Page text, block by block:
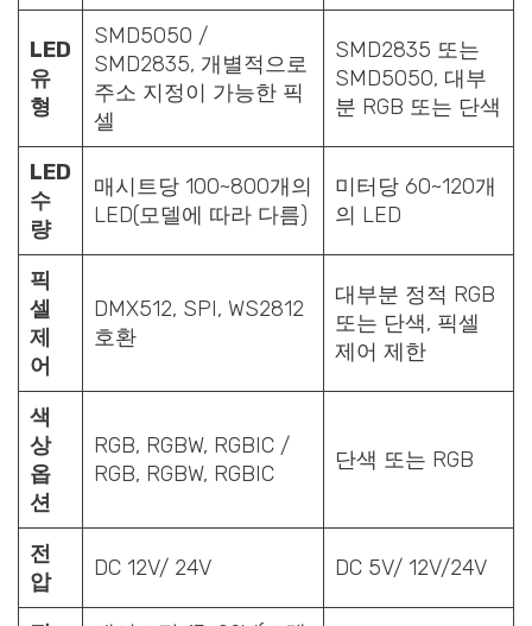
LED
유
형
SMD5050 /
SMD2835, 개별적으로
주소 지정이 가능한 픽
셀
SMD2835 또는
SMD5050, 대부
분 RGB 또는 단색
LED
수
량
매시트당 100~800개의
LED(모델에 따라 다름)
미터당 60~120개
의 LED
픽
셀
제
어
DMX512, SPI, WS2812
호환
대부분 정적 RGB
또는 단색, 픽셀
제어 제한
색
상
옵
션
RGB, RGBW, RGBIC /
RGB, RGBW, RGBIC
단색 또는 RGB
전
압
DC 12V/ 24V DC 5V/ 12V/24V